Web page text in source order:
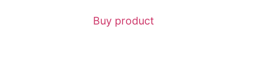
Buy product